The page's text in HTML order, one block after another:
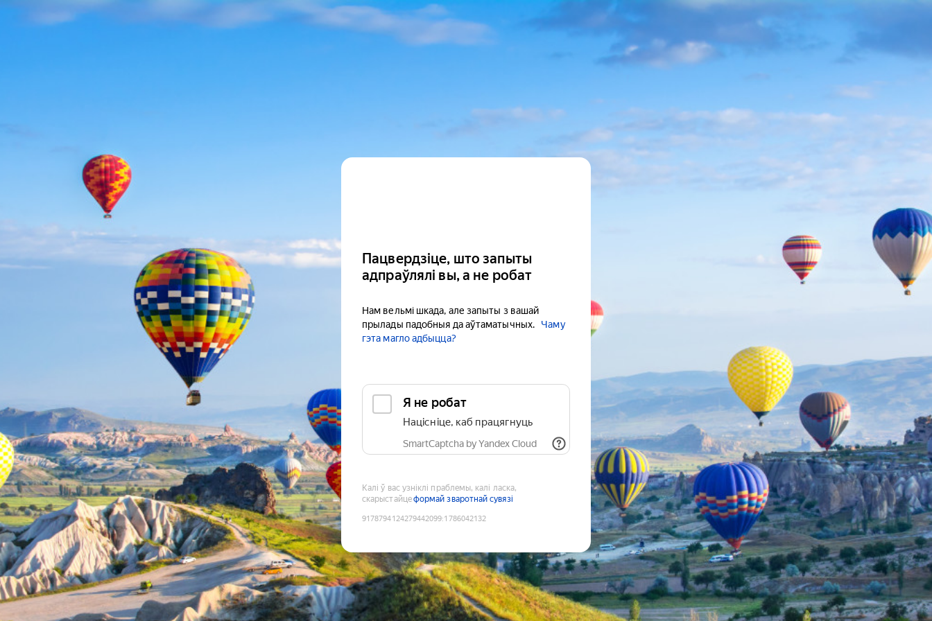
Пацвердзіце, што запыты
адпраўлялі вы, а не робат
Нам вельмі шкада, але запыты з вашай
прылады падобныя да аўтаматычных.
Чаму
гэта магло адбыцца?
Я не робат
Націсніце, каб працягнуць
SmartCaptcha by Yandex Cloud
Калі ў вас узніклі праблемы, калі ласка,
скарыстайцеформай зваротнай сувязі
9178794124279442099:1786042132